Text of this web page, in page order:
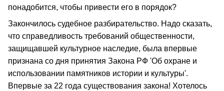
понадобится, чтобы привести его в порядок?
Закончилось судебное разбирательство. Надо сказать,
что справедливость требований общественности,
защищавшей культурное наследие, была впервые
признана со дня принятия Закона РФ 'Об охране и
использовании памятников истории и культуры'.
Впервые за 22 года существования закона! Хотелось